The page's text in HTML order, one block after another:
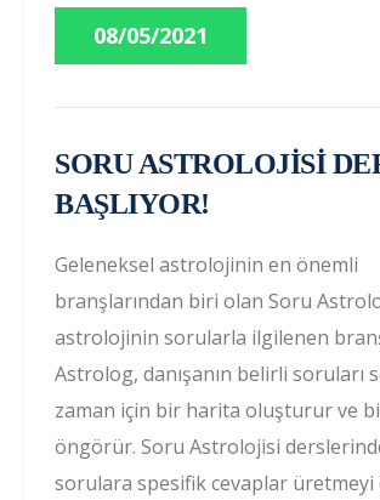
08/05/2021
SORU ASTROLOJİSİ
BAŞLIYOR!
Geleneksel astrolojinin en önemli
branşlarından biri olan Soru
astrolojinin sorularla ilgilenen
Astrolog, danışanın belirli soruları
zaman için bir harita oluşturur ve
öngörür. Soru Astrolojisi
sorulara spesifik cevaplar